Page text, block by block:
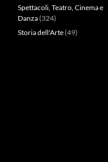
Spettacoli, Teatro, Cinema e
Danza(324)
Storia dell'Arte(49)